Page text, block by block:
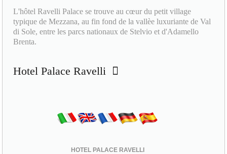
L'hôtel Ravelli Palace se trouve au cœur du petit village
typique de Mezzana, au fin fond de la vallèe luxuriante de Val
di Sole, entre les parcs nationaux de Stelvio et d'Adamello
Brenta.
Hotel Palace Ravelli
HOTEL PALACE RAVELLI